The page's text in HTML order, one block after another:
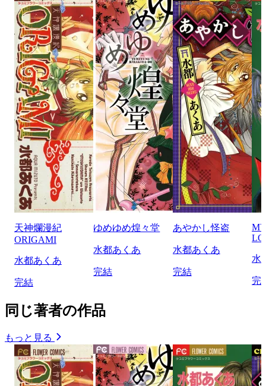
天神爛漫紀
ORIGAMI
水都あくあ
完結
ゆめゆめ煌々堂
水都あくあ
完結
あやかし怪盗
水都あくあ
完結
水
完
同じ著者の作品
もっと見る